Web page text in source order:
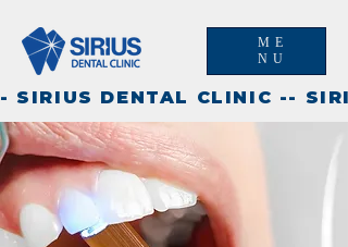
ME
NU
- SIRIUS DENTAL CLINIC -